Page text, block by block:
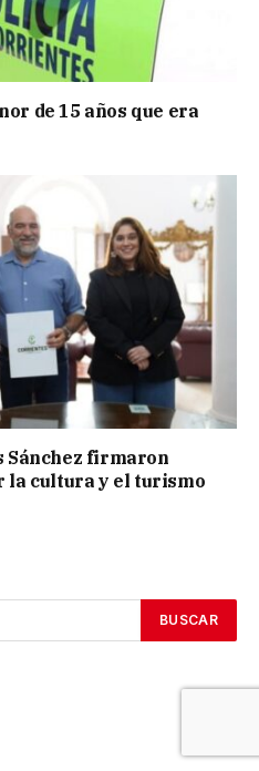
de 15 años que era
Sánchez firmaron
la cultura y el turismo